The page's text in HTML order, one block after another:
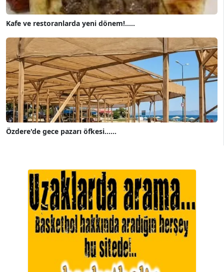
Kafe ve restoranlarda yeni dönem!.....
Özdere'de gece pazarı öfkesi......
A. BAHRİ VRESKALA